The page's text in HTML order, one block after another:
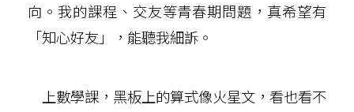
向。我的課程、交友等青春期問題，真希望有
「知心好友」，能聽我細訴。
上數學課，黑板上的算式像火星文，看也看不